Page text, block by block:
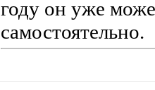
году он уже
самостоятельно.